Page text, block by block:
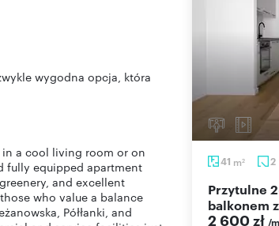
wygodna opcja, która
a cool living room or on
fully equipped apartment
and excellent
who value a balance
Półłanki, and
41 m2 2
Przytulne 2-pokojowe mieszkanie 41 m² z
balkonem
2 600 zł /